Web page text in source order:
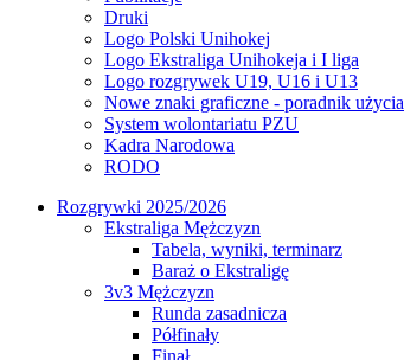
Druki
Logo Polski Unihokej
Logo Ekstraliga Unihokeja i I liga
Logo rozgrywek U19, U16 i U13
Nowe znaki graficzne - poradnik użycia
System wolontariatu PZU
Kadra Narodowa
RODO
Rozgrywki 2025/2026
Ekstraliga Mężczyzn
Tabela, wyniki, terminarz
Baraż o Ekstraligę
3v3 Mężczyzn
Runda zasadnicza
Półfinały
Finał